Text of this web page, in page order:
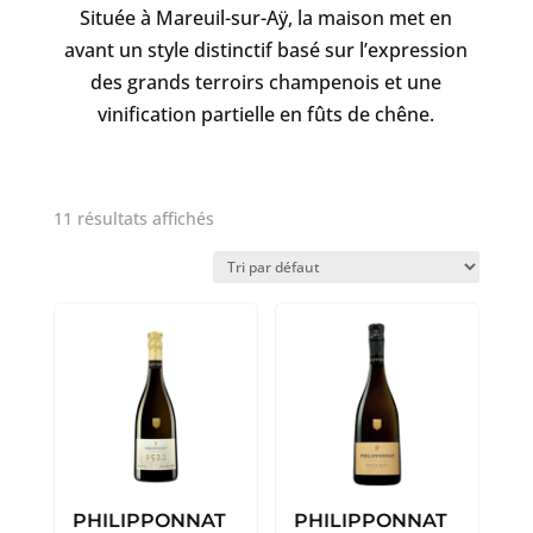
Située à Mareuil-sur-Aÿ, la maison met en
avant un style distinctif basé sur l’expression
des grands terroirs champenois et une
vinification partielle en fûts de chêne.
11 résultats affichés
PHILIPPONNAT PHILIPPONNAT